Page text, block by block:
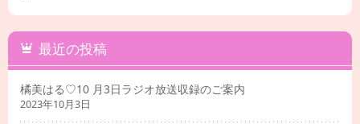
最近の投稿
橘美はる♡10 月3日ラジオ放送収録のご案内
2023年10月3日